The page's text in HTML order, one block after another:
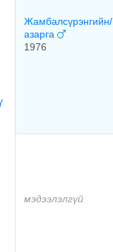
азарга
1976
мэдээлэлгүй